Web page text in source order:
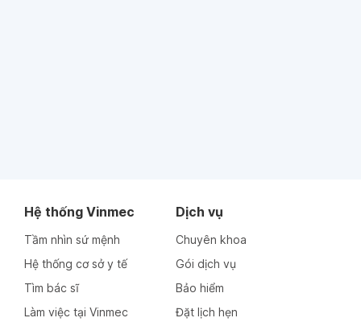
Hệ thống Vinmec
Tầm nhìn sứ mệnh
Hệ thống cơ sở y tế
Tìm bác sĩ
Làm việc tại Vinmec
Dịch vụ
Chuyên khoa
Gói dịch vụ
Bảo hiểm
Đặt lịch hẹn